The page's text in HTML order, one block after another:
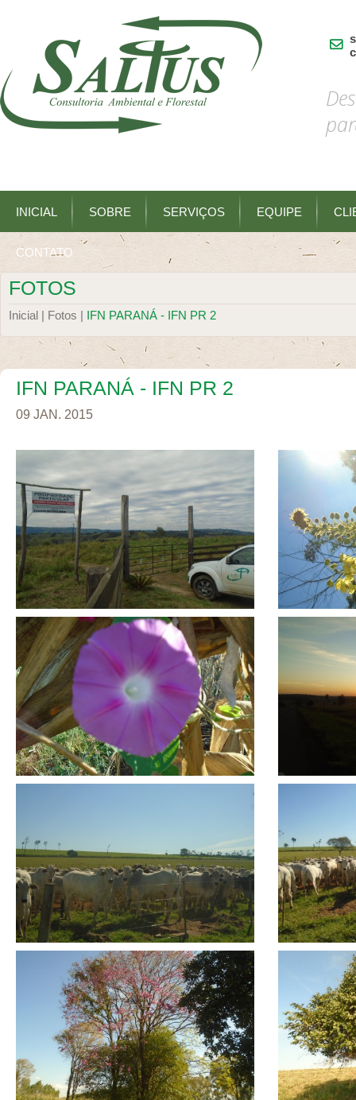
INICIAL SOBRE SERVIÇOS EQUIPE
CONTATO
FOTOS
Inicial | Fotos | IFN PARANÁ - IFN PR 2
IFN PARANÁ - IFN PR 2
09 JAN. 2015